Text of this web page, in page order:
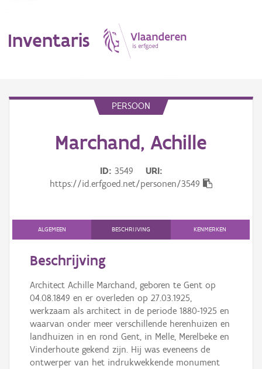
Inventaris
Thema
Persoon of collectief
Downloads
Aanmelden
PERSOON
Marchand, Achille
ID 3549
URI
https://id.erfgoed.net/personen/3549
ALGEMEEN BESCHRIJVING KENMERKEN
Beschrijving
Architect Achille Marchand, geboren te Gent op
04.08.1849 en er overleden op 27.03.1925,
werkzaam als architect in de periode 1880-1925 en
waarvan onder meer verschillende herenhuizen en
landhuizen in en rond Gent, in Melle, Merelbeke en
Vinderhoute gekend zijn. Hij was eveneens de
ontwerper van het indrukwekkende monument